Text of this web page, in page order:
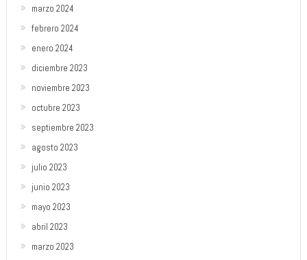
marzo 2024
febrero 2024
enero 2024
diciembre 2023
noviembre 2023
octubre 2023
septiembre 2023
agosto 2023
julio 2023
junio 2023
mayo 2023
abril 2023
marzo 2023